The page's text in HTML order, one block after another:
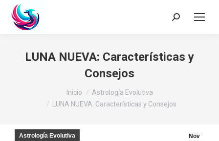
Buscar:
LUNA NUEVA: Características y
Consejos
Inicio
Astrología Evolutiva
LUNA NUEVA: Características y Consejos
Nov
Astrología Evolutiva